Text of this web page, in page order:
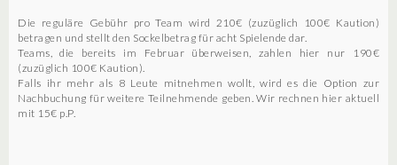
Die reguläre Gebühr pro Team wird 210€ (zuzüglich 100€ Kaution)
betragen und stellt den Sockelbetrag für acht Spielende dar.
Teams, die bereits im Februar überweisen, zahlen hier nur 190€
(zuzüglich 100€ Kaution).
Falls ihr mehr als 8 Leute mitnehmen wollt, wird es die Option zur
Nachbuchung für weitere Teilnehmende geben. Wir rechnen hier aktuell
mit 15€ p.P.